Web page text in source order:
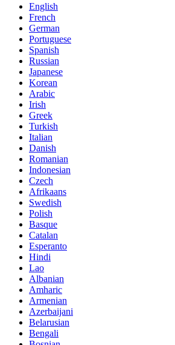
English
French
German
Portuguese
Spanish
Russian
Japanese
Korean
Arabic
Irish
Greek
Turkish
Italian
Danish
Romanian
Indonesian
Czech
Afrikaans
Swedish
Polish
Basque
Catalan
Esperanto
Hindi
Lao
Albanian
Amharic
Armenian
Azerbaijani
Belarusian
Bengali